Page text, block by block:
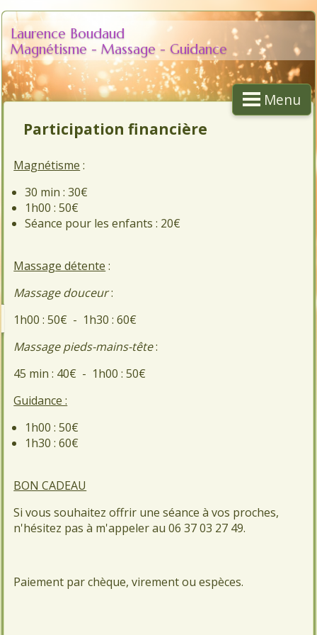
Laurence Boudaud
Magnétisme - Massage - Guidance
Menu
Participation financière
Magnétisme :
30 min : 30€
1h00 : 50€
Séance pour les enfants : 20€
Massage détente :
Massage douceur:
1h00 : 50€ - 1h30 : 60€
Massage pieds-mains-tête:
45 min : 40€ - 1h00 : 50€
Guidance :
1h00 : 50€
1h30 : 60€
BON CADEAU
Si vous souhaitez offrir une séance à vos proches,
n'hésitez pas à m'appeler au 06 37 03 27 49.
Paiement par chèque, virement ou espèces.